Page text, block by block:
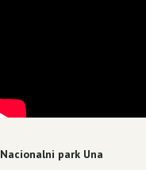
Nacionalni park Una